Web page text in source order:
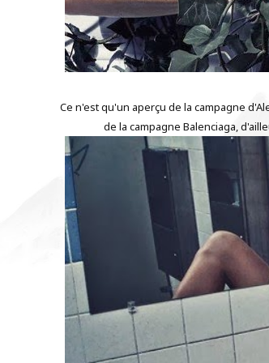
Ce n'est qu'un aperçu de la campagne
de la campagne Balenciaga,